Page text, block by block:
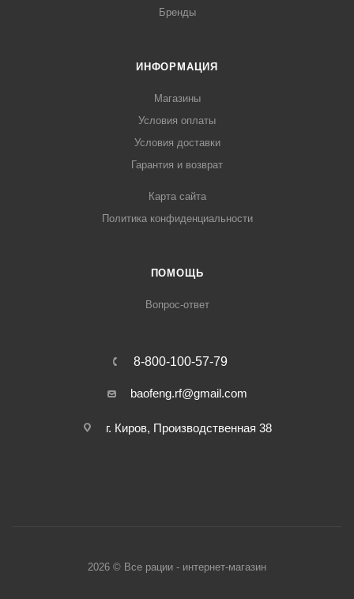
Бренды
ИНФОРМАЦИЯ
Магазины
Условия оплаты
Условия доставки
Гарантия и возврат
Карта сайта
Политика конфиденциальности
ПОМОЩЬ
Вопрос-ответ
8-800-100-57-79
baofeng.rf@gmail.com
г. Киров, Производственная 38
2026 © Все рации - интернет-магазин